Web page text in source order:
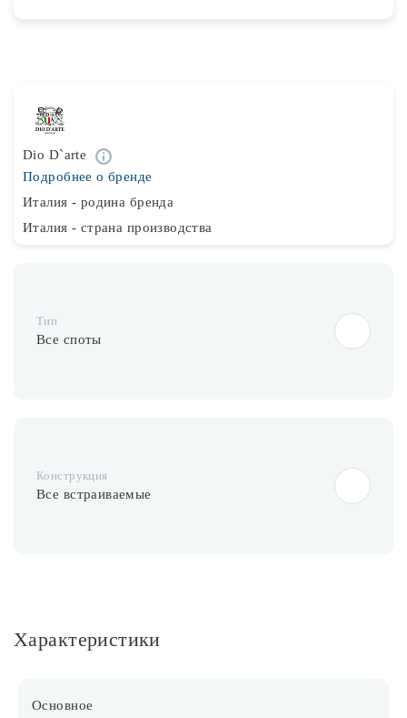
Бренды
База знаний
Контакты
Dio D`arte
Подробнее о бренде
Италия - родина бренда
Италия - страна производства
Тип
Все споты
Конструкция
Все встраиваемые
Характеристики
Основное